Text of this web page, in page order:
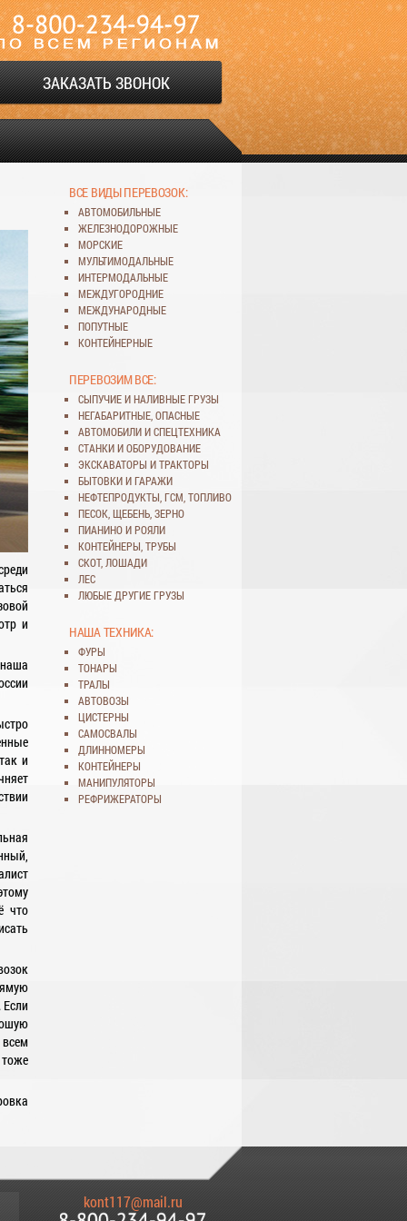
ЗАКАЗАТЬ ЗВОНОК
и
и
что
Если
тоже
ВСЕ ВИДЫ ПЕРЕВОЗОК:
АВТОМОБИЛЬНЫЕ
ЖЕЛЕЗНОДОРОЖНЫЕ
МОРСКИЕ
МУЛЬТИМОДАЛЬНЫЕ
ИНТЕРМОДАЛЬНЫЕ
МЕЖДУГОРОДНИЕ
МЕЖДУНАРОДНЫЕ
ПОПУТНЫЕ
КОНТЕЙНЕРНЫЕ
ПЕРЕВОЗИМ ВСЕ:
СЫПУЧИЕИНАЛИВНЫЕ ГРУЗЫ
НЕГАБАРИТНЫЕ ОПАСНЫЕ
АВТОМОБИЛИИСПЕЦТЕХНИКА
СТАНКИИОБОРУДОВАНИЕ
ЭКСКАВАТОРЫ ИТРАКТОРЫ
БЫТОВКИИГАРАЖИ
НЕФТЕПРОДУКТЫ ГСМ ТОПЛИВО
ПЕСОК ЩЕБЕНЬ ЗЕРНО
ПИАНИНО И РОЯЛИ
КОНТЕЙНЕРЫ ТРУБЫ
СКОТ, ЛОШАДИ
ЛЕС
ЛЮБЫЕ ДРУГИЕ ГРУЗЫ
НАША ТЕХНИКА:
ФУРЫ
ТОНАРЫ
ТРАЛЫ
АВТОВОЗЫ
ЦИСТЕРНЫ
САМОСВАЛЫ
ДЛИННОМЕРЫ
КОНТЕЙНЕРЫ
МАНИПУЛЯТОРЫ
РЕФРИЖЕРАТОРЫ
kont117@mail.ru